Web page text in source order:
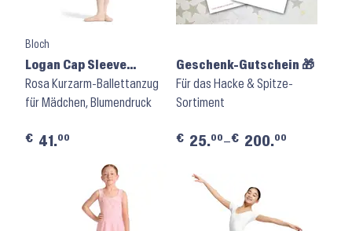
Bloch
Logan Cap Sleeve
Leotard CL20009 ⬝
Candy Pink
Rosa Kurzarm-Ballettanzug
für Mädchen, Blumendruck
€ 41.00
Geschenk-Gutschein 🎁
Für das Hacke & Spitze-
Sortiment
€ 25.00–€ 200.00